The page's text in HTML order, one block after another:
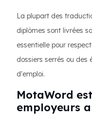
La plupart des
diplômes sont livrées
essentielle pour
dossiers serrés ou des
d'emploi.
MotaWord
employeurs